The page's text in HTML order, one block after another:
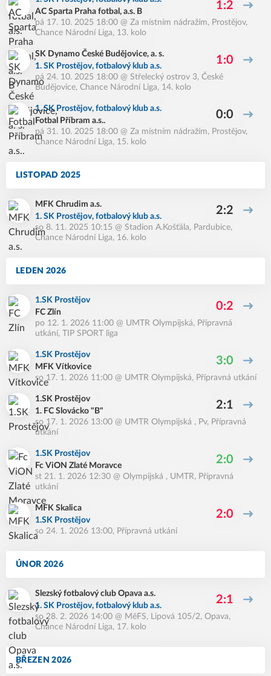
AC Sparta Praha fotbal, a.s. B
1:2
pá 17. 10. 2025 18:00 @ Za místním nádražím, Prostějov,
Chance Národní Liga, 13. kolo
SK Dynamo České Budějovice, a. s.
1. SK Prostějov, fotbalový klub a.s.
1:0
pá 24. 10. 2025 18:00 @ Střelecký ostrov 3, České
Budějovice, Chance Národní Liga, 14. kolo
1. SK Prostějov, fotbalový klub a.s.
Fotbal Příbram a.s..
0:0
pá 31. 10. 2025 18:00 @ Za místním nádražím, Prostějov,
Chance Národní Liga, 15. kolo
LISTOPAD 2025
MFK Chrudim a.s.
1. SK Prostějov, fotbalový klub a.s.
2:2
so 8. 11. 2025 10:15 @ Stadion A.Košťála, Pardubice,
Chance Národní Liga, 16. kolo
LEDEN 2026
1.SK Prostějov
FC Zlín
0:2
po 12. 1. 2026 11:00 @ UMTR Olympijská, Přípravná
utkání, TIP SPORT liga
1.SK Prostějov
MFK Vítkovice
3:0
so 17. 1. 2026 11:00 @ UMTR Olympijská, Přípravná utkání
1.SK Prostějov
1. FC Slovácko "B"
2:1
so 17. 1. 2026 13:00 @ UMTR Olympijská , Pv, Přípravná
utkání
1.SK Prostějov
Fc ViON Zlaté Moravce
2:0
st 21. 1. 2026 12:30 @ Olympijská , UMTR, Přípravná
utkání
MFK Skalica
1.SK Prostějov
2:0
so 24. 1. 2026 13:00, Přípravná utkání
ÚNOR 2026
Slezský fotbalový club Opava a.s.
1. SK Prostějov, fotbalový klub a.s.
2:1
so 28. 2. 2026 14:00 @ MěFS, Lipová 105/2, Opava,
Chance Národní Liga, 17. kolo
BŘEZEN 2026